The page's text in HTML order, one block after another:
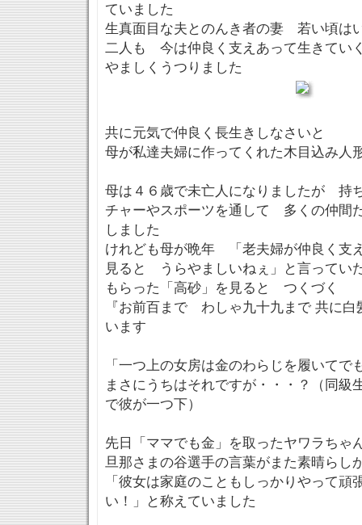
ていました
生真面目な夫とのんき者の妻 若い頃は
二人も 今は仲良く支えあって生きてい
やましくうつりました
共に元気で仲良く長生きしなさいと
母が私達夫婦に作ってくれた木目込み人
母は４６歳で未亡人になりましたが 持
チャーやスポーツを通して 多くの仲間
しました
けれども母が晩年 「老夫婦が仲良く支
見ると うらやましいねぇ」と言ってい
もらった「高砂」を見ると つくづく
『お前百まで わしゃ九十九まで 共に白
います
「一つ上の女房は金のわらじを履いてで
まさにうちはそれですが・・・？（同
で彼が一つ下）
先日「ママでも金」を取ったヤワラちゃ
旦那さまの谷選手の言葉がまた素晴らし
「彼女は家庭のこともしっかりやって頑
い！」と称えていました